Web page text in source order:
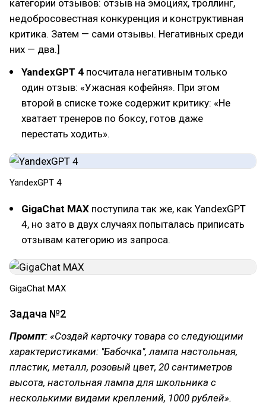
категории отзывов: отзыв на эмоциях, троллинг,
недобросовестная конкуренция и конструктивная
критика. Затем — сами отзывы. Негативных среди
них — два.]
YandexGPT 4 посчитала негативным только
один отзыв: «Ужасная кофейня». При этом
второй в списке тоже содержит критику: «Не
хватает тренеров по боксу, готов даже
перестать ходить».
YandexGPT 4
GigaChat MAX поступила так же, как YandexGPT
4, но зато в двух случаях попыталась приписать
отзывам категорию из запроса.
GigaChat MAX
Задача №2
Промпт: «Создай карточку товара со следующими
характеристиками: "Бабочка", лампа настольная,
пластик, металл, розовый цвет, 20 сантиметров
высота, настольная лампа для школьника с
несколькими видами креплений, 1000 рублей».